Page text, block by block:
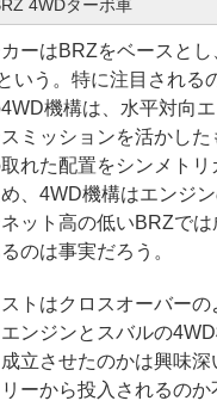
4WDターボ車
ーはBRZをベースとし
いう。特に注目される
機構は、水平対向
ミッションを活かし
れた配置をシンメトリ
、4WD機構はエンジ
ット高の低いBRZでは
のは事実だろう。
トはクロスオーバーの
ンジンとスバルの
立させたのかは興味深
ーから投入されるのか